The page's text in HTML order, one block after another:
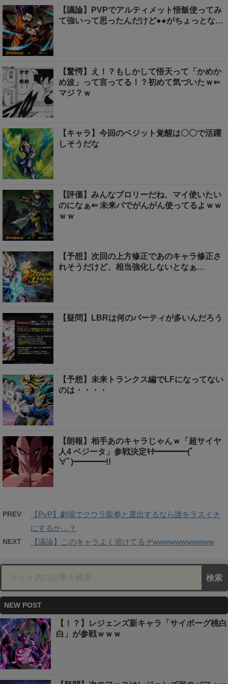
【議論】PVPでアルティメット悟飯使ってみ
て強いって思ったんだけど●●がちょっとな…
【驚愕】え！？もしかして悟天って「かめか
め波」って言ってる！？初めて気づいたｗ⇐
マジ？ｗ
【キャラ】今回のベジット覚醒は〇〇で活躍
しそうだな
【評価】みんなブロリーだね、マイ使いたい
のになぁ⇐ 未来パでがんがん使ってるよｗｗ
ｗｗ
【予想】次回の上方修正であのキャラ修正さ
れそうだけど、相当強化しないとなぁ…
【疑問】LBRは何のパーティが多いんだろう
【予想】未来トランクス編でLFになってない
のは・・・・
【朗報】相手あのキャラじゃんｗ「超サイヤ
人4 ベジータ」参戦決定ｷﾀ━━━━(ﾟ
∀ﾟ)━━━━!!
PREV
【PvP】劇場でクウラ龍拳と選出するなら誰をラスイチ
にするか…？
NEXT 【議論】このキャラよく溶けてるぞwwwwwwwwwww
NEW POST
【！？】レジェンズ新キャラ「サイボーグ桃白
白」が参戦ｗｗｗ